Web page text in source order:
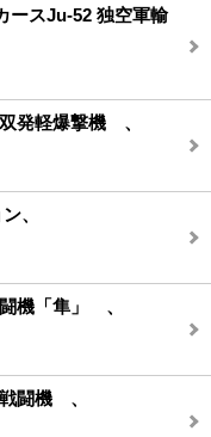
ースJu-52 独空軍輸
発軽爆撃機 、
、
機「隼」 、
闘機 、